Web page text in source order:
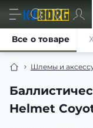
Шлемы и
Helmet
Все о товаре